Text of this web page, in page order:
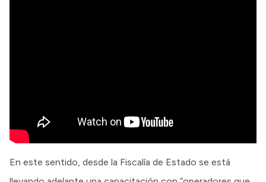
En este sentido, desde la Fiscalía de Estado se está